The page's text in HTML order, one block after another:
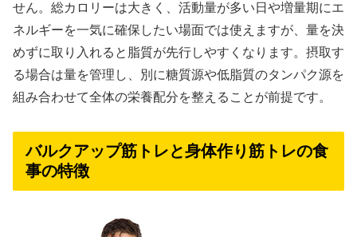
せん。総カロリーは大きく、活動量が多い日や増量期にエ
ネルギーを一気に確保したい場面では使えますが、量を決
めずに取り入れると脂質が先行しやすくなります。摂取す
る場合は量を管理し、別に糖質源や低脂質のタンパク源を
組み合わせて全体の栄養配分を整えることが前提です。
バルクアップ筋トレと身体作り筋トレの食
事の特徴